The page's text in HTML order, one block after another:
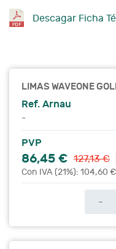
Descagar Ficha
LIMAS WAVEONE
Ref. Arnau
-
PVP
86,45 € 127,13 €
Con IVA (21%): 104,60 €
-